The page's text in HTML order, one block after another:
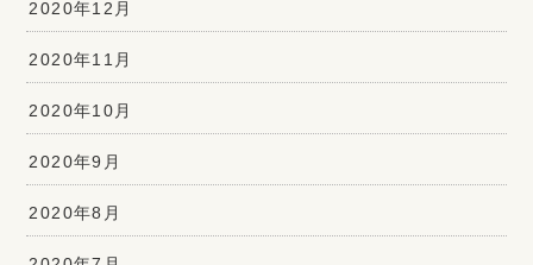
2020年12月
2020年11月
2020年10月
2020年9月
2020年8月